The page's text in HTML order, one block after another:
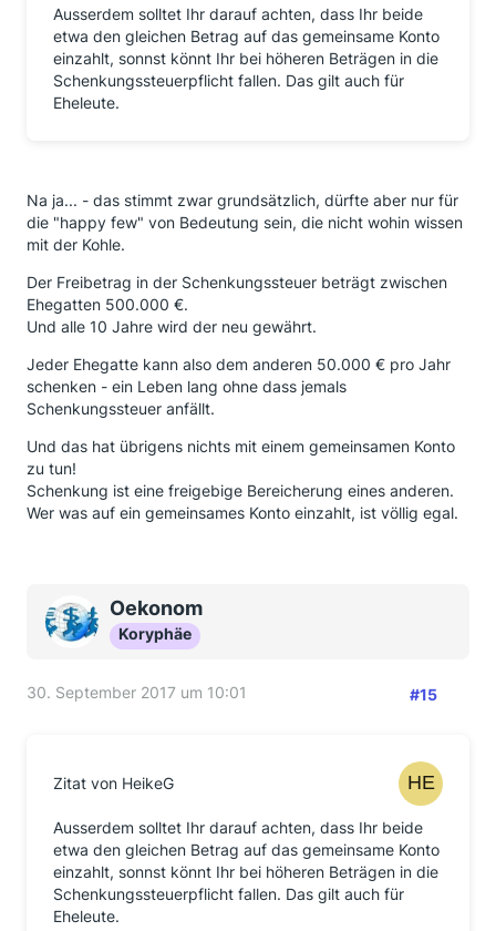
Ausserdem solltet Ihr darauf achten, dass Ihr beide
etwa den gleichen Betrag auf das gemeinsame Konto
einzahlt, sonnst könnt Ihr bei höheren Beträgen in die
Schenkungssteuerpflicht fallen. Das gilt auch für
Eheleute.
Na ja... - das stimmt zwar grundsätzlich, dürfte aber nur für
die "happy few" von Bedeutung sein, die nicht wohin wissen
mit der Kohle.
Der Freibetrag in der Schenkungssteuer beträgt zwischen
Ehegatten 500.000 €.
Und alle 10 Jahre wird der neu gewährt.
Jeder Ehegatte kann also dem anderen 50.000 € pro Jahr
schenken - ein Leben lang ohne dass jemals
Schenkungssteuer anfällt.
Und das hat übrigens nichts mit einem gemeinsamen Konto
zu tun!
Schenkung ist eine freigebige Bereicherung eines anderen.
Wer was auf ein gemeinsames Konto einzahlt, ist völlig egal.
Oekonom
Koryphäe
30. September 2017 um 10:01 #15
Zitat von HeikeG
Ausserdem solltet Ihr darauf achten, dass Ihr beide
etwa den gleichen Betrag auf das gemeinsame Konto
einzahlt, sonnst könnt Ihr bei höheren Beträgen in die
Schenkungssteuerpflicht fallen. Das gilt auch für
Eheleute.